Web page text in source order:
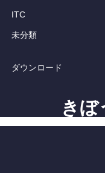
ITC
未分類
ダウンロード
きぼ